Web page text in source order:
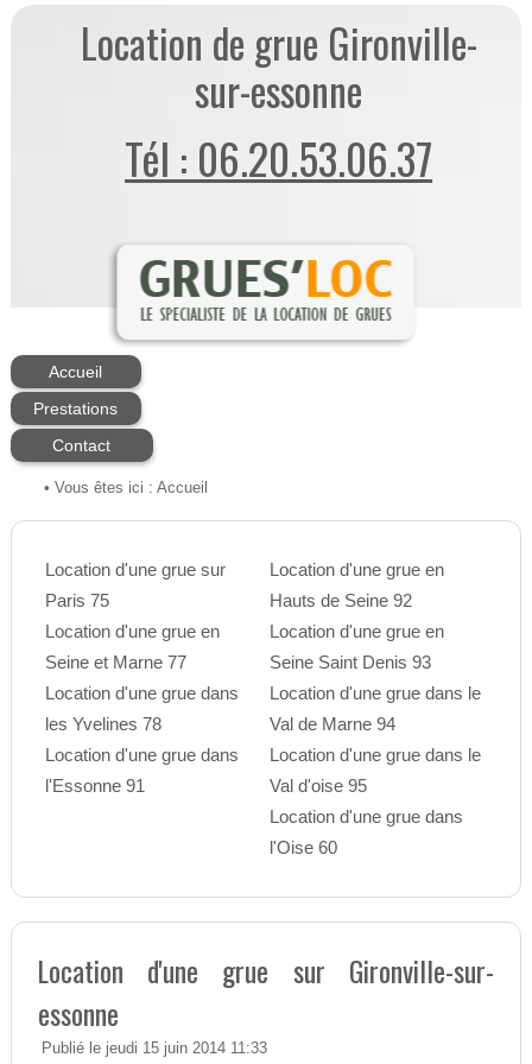
Location de grue Gironville-
sur-essonne
Tél : 06.20.53.06.37
Accueil
Prestations
Contact
• Vous êtes ici : Accueil
Location d'une grue sur
Paris 75
Location d'une grue en
Seine et Marne 77
Location d'une grue dans
les Yvelines 78
Location d'une grue dans
l'Essonne 91
Location d'une grue en
Hauts de Seine 92
Location d'une grue en
Seine Saint Denis 93
Location d'une grue dans le
Val de Marne 94
Location d'une grue dans le
Val d'oise 95
Location d'une grue dans
l'Oise 60
Location d'une grue sur Gironville-sur-
essonne
Publié le jeudi 15 juin 2014 11:33